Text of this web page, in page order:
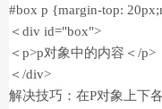
#box p {margin-top:
＜div id="box">
＜p>p对象中的内容＜/p>
＜/div>
解决技巧：在P对象上下